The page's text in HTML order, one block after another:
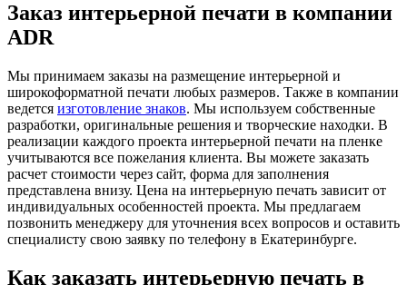
Заказ интерьерной печати в компании
ADR
Мы принимаем заказы на размещение интерьерной и
широкоформатной печати любых размеров. Также в компании
ведется изготовление знаков. Мы используем собственные
разработки, оригинальные решения и творческие находки. В
реализации каждого проекта интерьерной печати на пленке
учитываются все пожелания клиента. Вы можете заказать
расчет стоимости через сайт, форма для заполнения
представлена внизу. Цена на интерьерную печать зависит от
индивидуальных особенностей проекта. Мы предлагаем
позвонить менеджеру для уточнения всех вопросов и оставить
специалисту свою заявку по телефону в Екатеринбурге.
Как заказать интерьерную печать в